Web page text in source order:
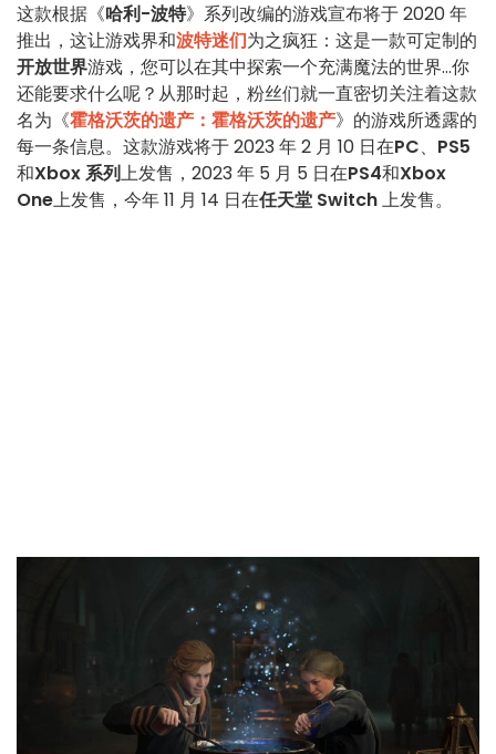
这款根据《哈利-波特》系列改编的游戏宣布将于 2020 年
推出，这让游戏界和波特迷们为之疯狂：这是一款可定制的
开放世界游戏，您可以在其中探索一个充满魔法的世界...你
还能要求什么呢？从那时起，粉丝们就一直密切关注着这款
名为《霍格沃茨的遗产：霍格沃茨的遗产》的游戏所透露的
每一条信息。这款游戏将于 2023 年 2 月 10 日在PC、 PS5
和Xbox 系列上发售，2023 年 5 月 5 日在PS4和Xbox
One上发售，今年 11 月 14 日在任天堂 Switch上发售。